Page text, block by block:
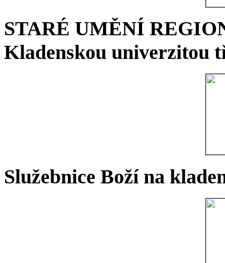
STARÉ UMĚNÍ
Kladenskou univerzitou
Služebnice Boží na